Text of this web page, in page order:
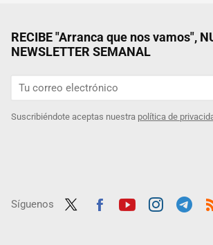
RECIBE "Arranca que nos vamos",
NEWSLETTER SEMANAL
Suscribiéndote aceptas nuestra política de
Síguenos